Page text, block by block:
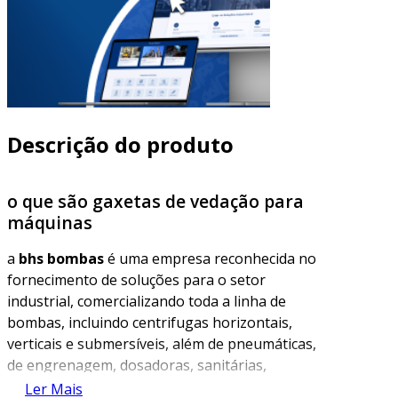
Descrição do produto
o que são gaxetas de vedação para
máquinas
a bhs bombasé uma empresa reconhecida no
fornecimento de soluções para o setor
industrial, comercializando toda a linha de
bombas, incluindo centrifugas horizontais,
verticais e submersíveis, além de pneumáticas,
de engrenagem, dosadoras, sanitárias,
químicas, helicoidais e de fuso. a empresa
Ler Mais